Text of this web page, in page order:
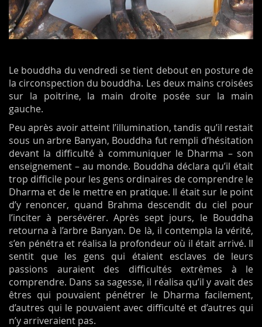
Le bouddha du vendredi se tient debout en posture de
la circonspection du bouddha. Les deux mains croisées
sur la poitrine, la main droite posée sur la main
gauche.
Peu après avoir atteint l’illumination, tandis qu’il restait
sous un arbre Banyan, Bouddha fut rempli d’hésitation
devant la difficulté à communiquer le Dharma – son
enseignement – au monde. Bouddha déclara qu’il était
trop difficile pour les gens ordinaires de comprendre le
Dharma et de le mettre en pratique. Il était sur le point
d’y renoncer, quand Brahma descendit du ciel pour
l’inciter à persévérer. Après sept jours, le Bouddha
retourna à l’arbre Banyan. De là, il contempla la vérité,
s’en pénétra et réalisa la profondeur où il était arrivé. Il
sentit que les gens qui étaient esclaves de leurs
passions auraient des difficultés extrêmes à le
comprendre. Dans sa sagesse, il réalisa qu’il y avait des
êtres qui pouvaient pénétrer le Dharma facilement,
d’autres qui le pouvaient avec difficulté et d’autres qui
n’y arriveraient pas.